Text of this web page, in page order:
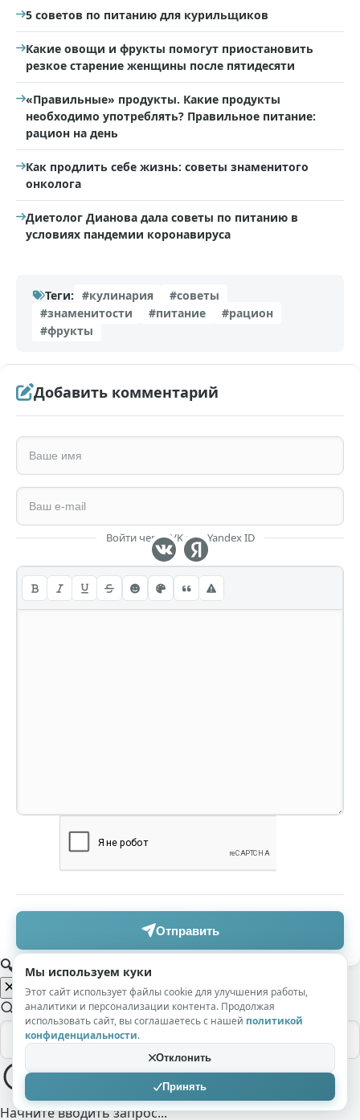
5 советов по питанию для курильщиков
Какие овощи и фрукты помогут приостановить
резкое старение женщины после пятидесяти
«Правильные» продукты. Какие продукты
необходимо употреблять? Правильное питание:
рацион на день
Как продлить себе жизнь: советы знаменитого
онколога
Диетолог Дианова дала советы по питанию в
условиях пандемии коронавируса
Теги: #кулинария
#советы
#знаменитости
#питание
#рацион
#фрукты
Добавить комментарий
Войти через VK или Yandex ID
Отправить
Мы используем куки
Этот сайт использует файлы cookie для улучшения работы,
аналитики и персонализации контента. Продолжая
использовать сайт, вы соглашаетесь с нашей политикой
конфиденциальности.
Отклонить
Принять
🔍 Поиск по сайту
Начните вводить запрос...